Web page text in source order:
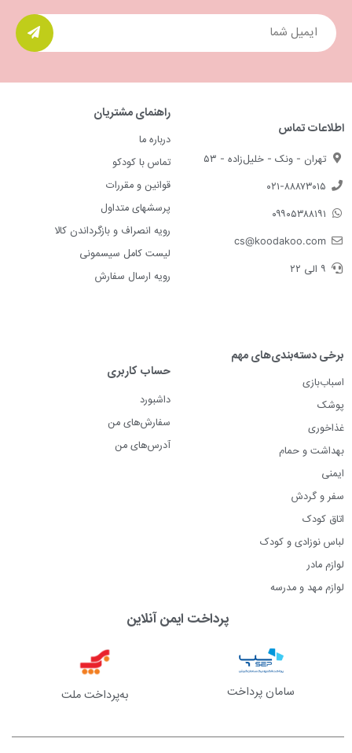
اطلاعات تماس
تهران - ونک - خلیل‌زاده - ۵۳
۰۲۱-۸۸۸۷۳۰۱۵
۰۹۹۰۵۳۸۸۱۹۱
cs@koodakoo.com
۹ الی ۲۲
راهنمای مشتریان
درباره ما
تماس با کودکو
قوانین و مقررات
پرسشهای متداول
رویه انصراف و بازگرداندن کالا
لیست کامل سیسمونی
رویه ارسال سفارش
برخی دسته‌بندی‌های مهم
اسباب‌بازی
پوشک
غذاخوری
بهداشت و حمام
ایمنی
سفر و گردش
اتاق کودک
لباس نوزادی و کودک
لوازم مادر
لوازم مهد و مدرسه
حساب کاربری
داشبورد
سفارش‌های من
آدرس‌های من
پرداخت ایمن آنلاین
سامان پرداخت به‌پرداخت ملت